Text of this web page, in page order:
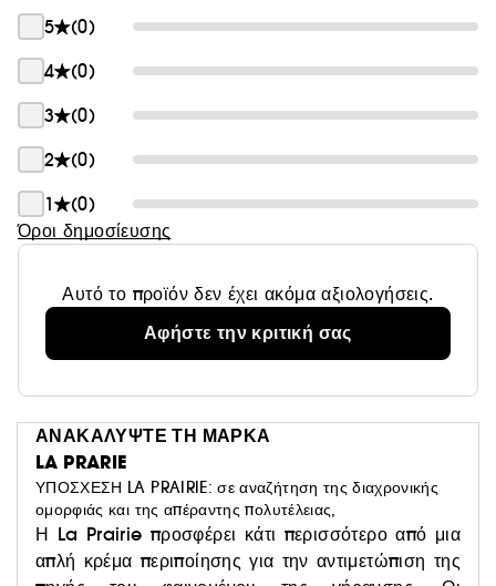
λιμνών και χάρη στα σπάνια και πολύτιμα
αντιγηραντικά θρεπτικά συστατικά, η La Prairie
δημιουργεί πρωτοποριακές συνθέσεις, ανάγοντας την
περιποίηση της επιδερμίδας σε πολυτέλεια και μορφή
τέχνης. La Prairie – adding life to years since 1931.
5
(0)
4
(0)
3
(0)
2
(0)
1
(0)
Όροι δημοσίευσης
Αυτό το προϊόν δεν έχει ακόμα αξιολογήσεις.
Αφήστε την κριτική σας
ΑΝΑΚΑΛΥΨΤΕ ΤΗ ΜΑΡΚΑ
LA PRARIE
ΥΠΟΣΧΕΣΗ LA PRAIRIE: σε αναζήτηση της διαχρονικής
ομορφιάς και της απέραντης πολυτέλειας,
Η La Prairie προσφέρει κάτι περισσότερο από μια
απλή κρέμα περιποίησης για την αντιμετώπιση της